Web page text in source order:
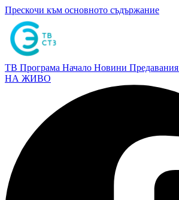
Прескочи към основното съдържание
ТВ Програма Начало Новини Предавания
НА ЖИВО